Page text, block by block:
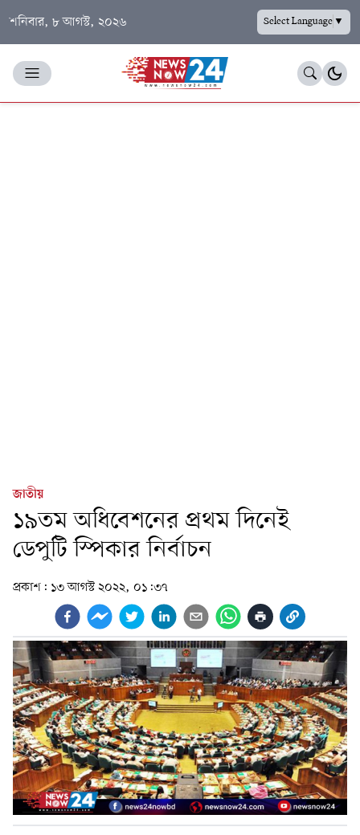
শনিবার, ৮ আগস্ট, ২০২৬ Select Language▼
জাতীয়
১৯তম অধিবেশনের প্রথম দিনেই
ডেপুটি স্পিকার নির্বাচন
প্রকাশ: ১৩ আগস্ট ২০২২, ০১:৩৭